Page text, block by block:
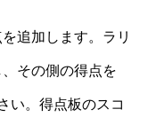
追加します。ラリ
その側の得点を
い。得点板のスコ